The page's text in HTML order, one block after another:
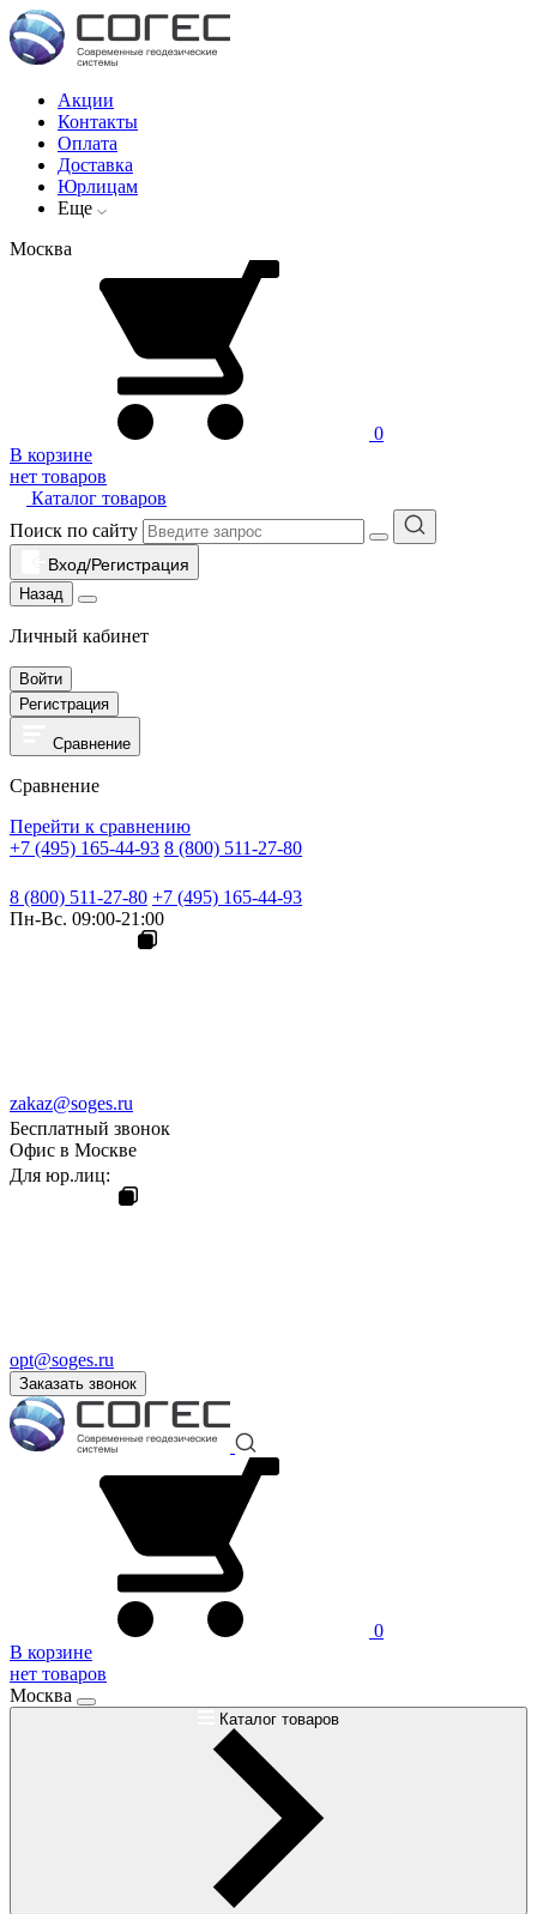
Акции
Контакты
Оплата
Доставка
Юрлицам
Еще
Москва
0
В корзине
нет товаров
Каталог товаров
Поиск по сайту
Вход/Регистрация
Назад
Личный кабинет
Войти
Регистрация
Сравнение
Сравнение
Перейти к сравнению
+7 (495) 165-44-93 8 (800) 511-27-80
8 (800) 511-27-80 +7 (495) 165-44-93
Пн-Вс. 09:00-21:00
zakaz@soges.ru
Бесплатный звонок
Офис в Москве
Для юр.лиц:
opt@soges.ru
Заказать звонок
0
В корзине
нет товаров
Москва
Каталог товаров